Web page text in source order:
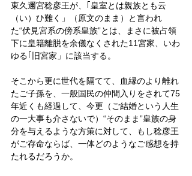
東久邇宮稔彦王が、｢皇室とは親族とも云
（い）ひ難く」（原文のまま）と言われ
た“伏見宮系の傍系皇族”とは、まさに被占領
下に皇籍離脱を余儀なくされた11宮家、いわ
ゆる｢旧宮家」に該当する。
そこから更に世代を隔てて、血縁のより離れ
たご子孫を、一般国民の仲間入りをされて75
年近くも経過して、今更（ご結婚という人生
の一大事も介さないで）“そのまま”皇族の身
分を与えるような方策に対して、もし稔彦王
がご存命ならば、一体どのようなご感想を持
たれるだろうか。